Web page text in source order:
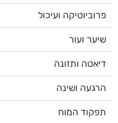
פרוביוטיקה ועיכול
שיער ועור
דיאטה ותזונה
הרגעה ושינה
תפקוד המוח